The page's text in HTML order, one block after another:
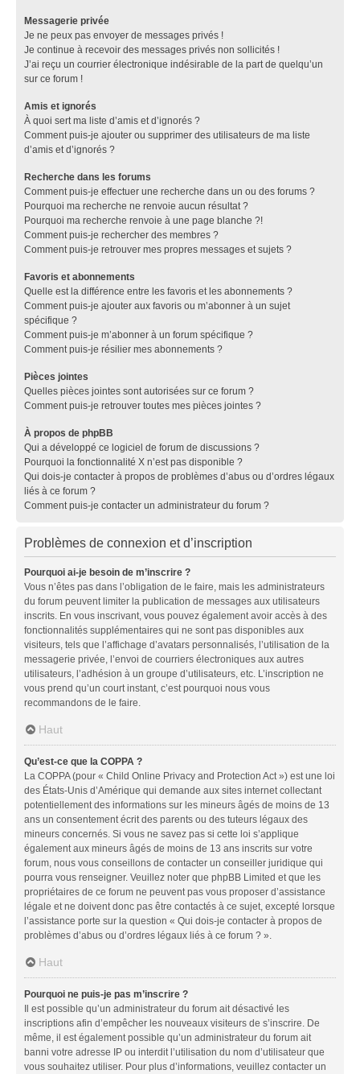
Messagerie privée
Je ne peux pas envoyer de messages privés !
Je continue à recevoir des messages privés non sollicités !
J’ai reçu un courrier électronique indésirable de la part de quelqu’un
sur ce forum !
Amis et ignorés
À quoi sert ma liste d’amis et d’ignorés ?
Comment puis-je ajouter ou supprimer des utilisateurs de ma liste
d’amis et d’ignorés ?
Recherche dans les forums
Comment puis-je effectuer une recherche dans un ou des forums ?
Pourquoi ma recherche ne renvoie aucun résultat ?
Pourquoi ma recherche renvoie à une page blanche ?!
Comment puis-je rechercher des membres ?
Comment puis-je retrouver mes propres messages et sujets ?
Favoris et abonnements
Quelle est la différence entre les favoris et les abonnements ?
Comment puis-je ajouter aux favoris ou m’abonner à un sujet
spécifique ?
Comment puis-je m’abonner à un forum spécifique ?
Comment puis-je résilier mes abonnements ?
Pièces jointes
Quelles pièces jointes sont autorisées sur ce forum ?
Comment puis-je retrouver toutes mes pièces jointes ?
À propos de phpBB
Qui a développé ce logiciel de forum de discussions ?
Pourquoi la fonctionnalité X n’est pas disponible ?
Qui dois-je contacter à propos de problèmes d’abus ou d’ordres légaux
liés à ce forum ?
Comment puis-je contacter un administrateur du forum ?
Problèmes de connexion et d’inscription
Pourquoi ai-je besoin de m’inscrire ?
Vous n’êtes pas dans l’obligation de le faire, mais les administrateurs
du forum peuvent limiter la publication de messages aux utilisateurs
inscrits. En vous inscrivant, vous pouvez également avoir accès à des
fonctionnalités supplémentaires qui ne sont pas disponibles aux
visiteurs, tels que l’affichage d’avatars personnalisés, l’utilisation de la
messagerie privée, l’envoi de courriers électroniques aux autres
utilisateurs, l’adhésion à un groupe d’utilisateurs, etc. L’inscription ne
vous prend qu’un court instant, c’est pourquoi nous vous
recommandons de le faire.
Haut
Qu’est-ce que la COPPA ?
La COPPA (pour « Child Online Privacy and Protection Act ») est une loi
des États-Unis d’Amérique qui demande aux sites internet collectant
potentiellement des informations sur les mineurs âgés de moins de 13
ans un consentement écrit des parents ou des tuteurs légaux des
mineurs concernés. Si vous ne savez pas si cette loi s’applique
également aux mineurs âgés de moins de 13 ans inscrits sur votre
forum, nous vous conseillons de contacter un conseiller juridique qui
pourra vous renseigner. Veuillez noter que phpBB Limited et que les
propriétaires de ce forum ne peuvent pas vous proposer d’assistance
légale et ne doivent donc pas être contactés à ce sujet, excepté lorsque
l’assistance porte sur la question « Qui dois-je contacter à propos de
problèmes d’abus ou d’ordres légaux liés à ce forum ? ».
Haut
Pourquoi ne puis-je pas m’inscrire ?
Il est possible qu’un administrateur du forum ait désactivé les
inscriptions afin d’empêcher les nouveaux visiteurs de s’inscrire. De
même, il est également possible qu’un administrateur du forum ait
banni votre adresse IP ou interdit l’utilisation du nom d’utilisateur que
vous souhaitez utiliser. Pour plus d’informations, veuillez contacter un